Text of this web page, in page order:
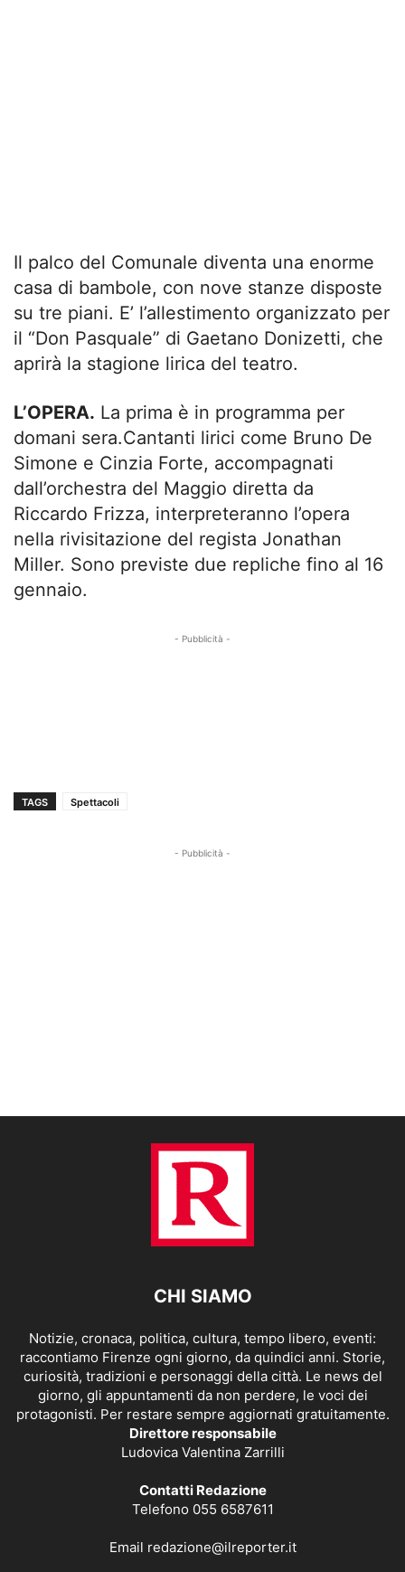
Il palco del Comunale diventa una enorme
casa di bambole, con nove stanze disposte
su tre piani. E’ l’allestimento organizzato per
il “Don Pasquale” di Gaetano Donizetti, che
aprirà la stagione lirica del teatro.
L’OPERA. La prima è in programma per
domani sera.Cantanti lirici come Bruno De
Simone e Cinzia Forte, accompagnati
dall’orchestra del Maggio diretta da
Riccardo Frizza, interpreteranno l’opera
nella rivisitazione del regista Jonathan
Miller. Sono previste due repliche fino al 16
gennaio.
- Pubblicità -
TAGS Spettacoli
- Pubblicità -
CHI SIAMO
Notizie, cronaca, politica, cultura, tempo libero, eventi:
raccontiamo Firenze ogni giorno, da quindici anni. Storie,
curiosità, tradizioni e personaggi della città. Le news del
giorno, gli appuntamenti da non perdere, le voci dei
protagonisti. Per restare sempre aggiornati gratuitamente.
Direttore responsabile
Ludovica Valentina Zarrilli
Contatti Redazione
Telefono 055 6587611
Email redazione@ilreporter.it